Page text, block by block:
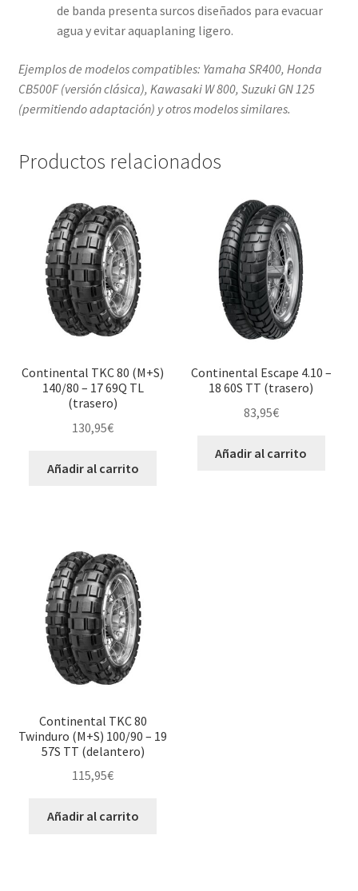
de banda presenta surcos diseñados para evacuar
agua y evitar aquaplaning ligero.
Ejemplos de modelos compatibles: Yamaha SR400, Honda
CB500F (versión clásica), Kawasaki W 800, Suzuki GN 125
(permitiendo adaptación) y otros modelos similares.
Productos relacionados
Continental TKC 80 (M+S)
140/80 – 17 69Q TL
(trasero)
130,95€
Añadir al carrito
Continental Escape 4.10 –
18 60S TT (trasero)
83,95€
Añadir al carrito
Continental TKC 80
Twinduro (M+S) 100/90 – 19
57S TT (delantero)
115,95€
Añadir al carrito